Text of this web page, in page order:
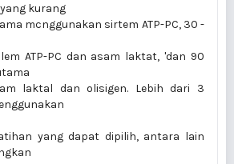
kurang
mcnggunakan sirtem ATP-PC, 30 -
ATP-PC dan asam laktat, 'dan 90
laktal dan olisigen. Lebih dari 3
yang dapat dipilih, antara lain